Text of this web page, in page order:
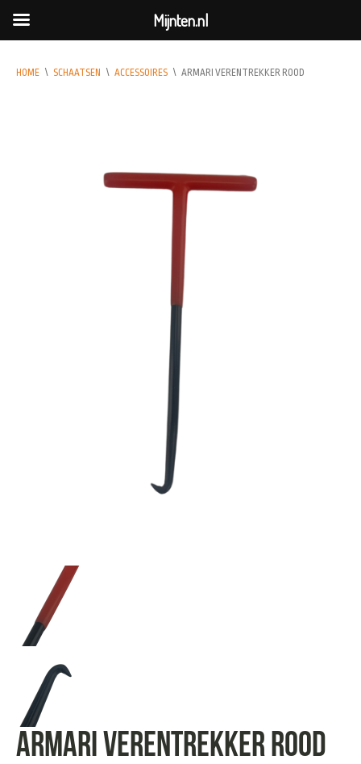
HOME \ SCHAATSEN \ ACCESSOIRES \ ARMARI VERENTREKKER ROOD
Armari verentrekker rood
Mijnten.nl